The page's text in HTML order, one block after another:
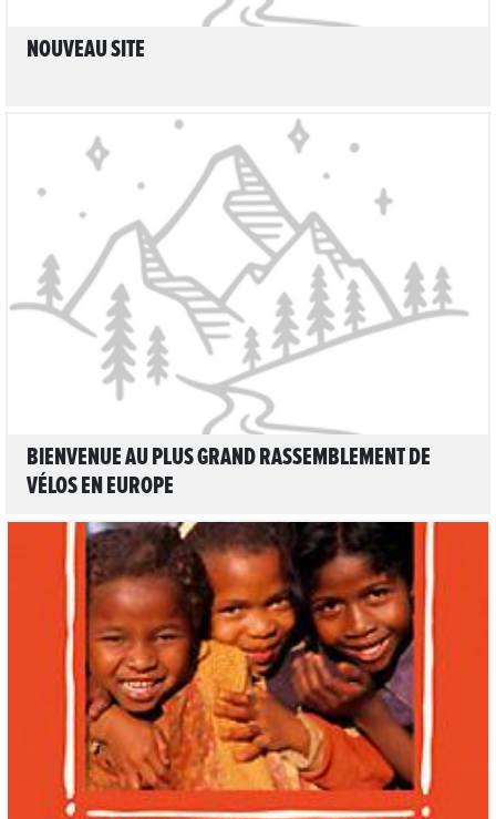
NOUVEAU SITE
LIRE L'ARTICLE
BIENVENUE AU PLUS GRAND RASSEMBLEMENT DE
VÉLOS EN EUROPE
LIRE L'ARTICLE